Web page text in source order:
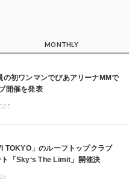
MONTHLY
の初ワンマンでぴあアリーナMMで
開催を発表
TOKYO」のルーフトップクラブ
「Sky‘s The Limit」開催決
）ら日本を代表するDJ・クリ